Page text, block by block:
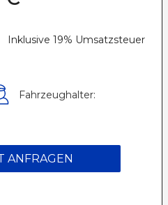
Inklusive 19% Umsatzsteuer
Fahrzeughalter:
ANFRAGEN